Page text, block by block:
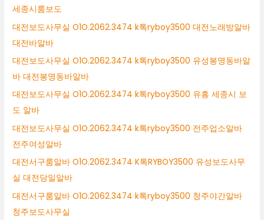
세종시룸보도
대전보도사무실 O1O.2062.3474 k톡ryboy3500 대전노래방알바
대전바알바
대전보도사무실 O1O.2062.3474 k톡ryboy3500 유성봉명동바알
바 대전봉명동바알바
대전보도사무실 O1O.2062.3474 k톡ryboy3500 유흥 세종시 보
도 알바
대전보도사무실 O1O.2062.3474 k톡ryboy3500 전주업소알바
전주여성알바
대전서구룸알바 O1O.2062.3474 K톡RYBOY3500 유성보도사무
실 대전당일알바
대전서구룸알바 O1O.2062.3474 k톡ryboy3500 청주야간알바
청주보도사무실